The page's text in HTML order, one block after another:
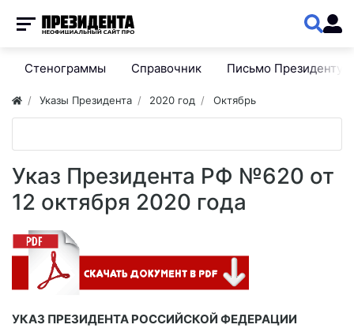
Стенограммы Справочник Письмо Президенту
Указы Президента 2020 год Октябрь
Указ Президента РФ №620 от
12 октября 2020 года
УКАЗ ПРЕЗИДЕНТА РОССИЙСКОЙ ФЕДЕРАЦИИ